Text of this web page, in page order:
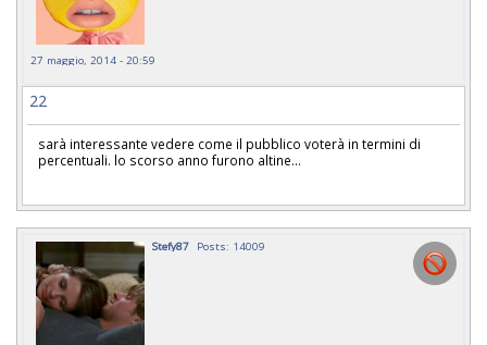
27 maggio, 2014 - 20:59
22
sarà interessante vedere come il pubblico voterà in termini di
percentuali. lo scorso anno furono altine...
Stefy87 Posts: 14009